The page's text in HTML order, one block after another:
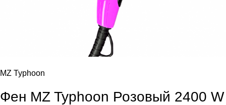
MZ Typhoon
Фен MZ Typhoon Розовый 2400 W